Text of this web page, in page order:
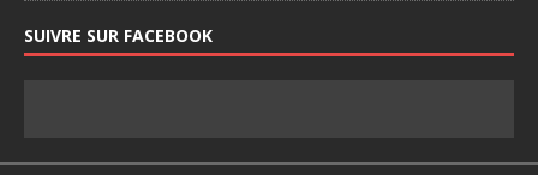
SUIVRE SUR FACEBOOK